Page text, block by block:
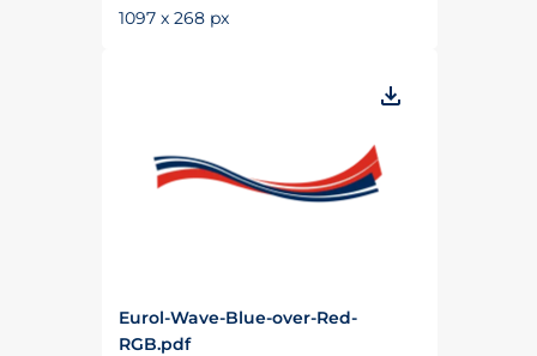
1097 x 268 px
Eurol-Wave-Blue-over-Red-
RGB.pdf